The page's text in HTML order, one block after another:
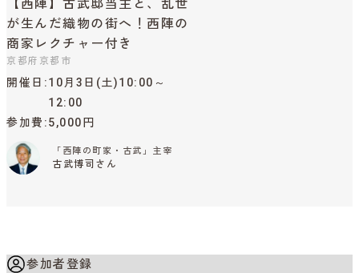
【西陣】古武邸当主と、乱世
が生んだ織物の街へ！西陣の
商家レクチャー付き
京都府京都市
開催日
10月3日(土)10:00～
12:00
参加費 5,000円
「西陣の町家・古武」主宰
古武博司さん
参加者登録